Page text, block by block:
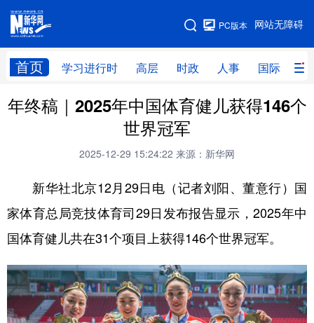
网站无障碍
PC版本
首页 学习进行时 高层 时政 人事 国际 财
网站地图
学习进行时 高层 时政 人事
财经 网评
科技 科创 量子 体育
文化 书画 健康
法律 中央文件 金融 汽车
食品 人居 信息化 数字经济
年终稿｜2025年中国体育健儿获得146个
世界冠军
2025-12-29 15:24:22 来源：新华网
新华社北京12月29日电（记者刘阳、董意行）国
家体育总局竞技体育司29日发布报告显示，2025年中
国体育健儿共在31个项目上获得146个世界冠军。